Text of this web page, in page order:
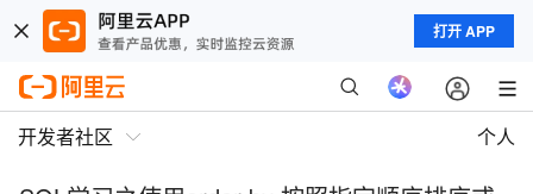
打开 APP
开发者社区 个人